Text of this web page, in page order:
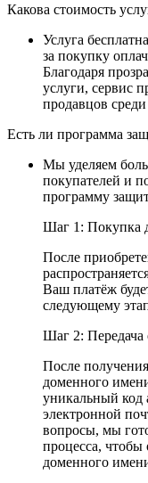
Какова стоимость
Услуга
за покупку
Благодаря
услуги, сервис
продавцов
Есть ли программа
Мы уделяем
покупателей и
программу
Шаг 1: Покупка
После
Ваш платёж
следующему
Шаг 2: Передача
После
доменного
уникальный код
электронной
вопросы, мы
процесса, чтобы
доменного